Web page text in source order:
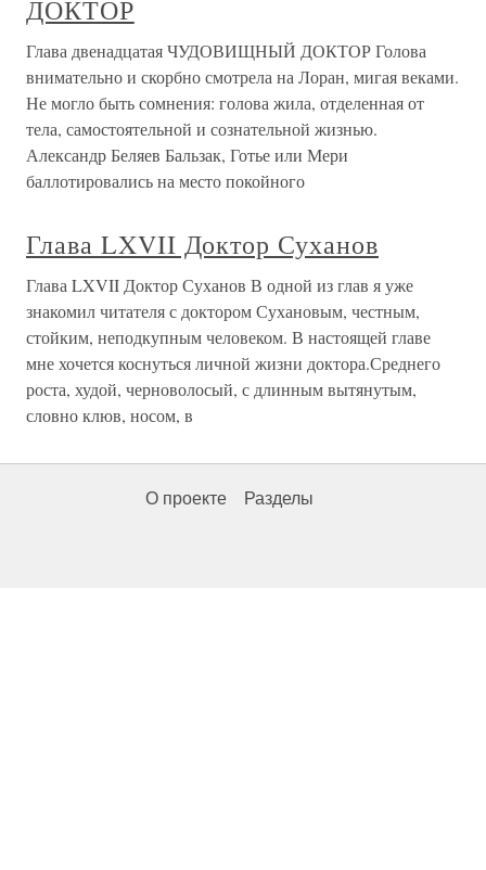
ДОКТОР
Глава двенадцатая ЧУДОВИЩНЫЙ ДОКТОР Голова
внимательно и скорбно смотрела на Лоран, мигая веками.
Не могло быть сомнения: голова жила, отделенная от
тела, самостоятельной и сознательной жизнью.
Александр Беляев Бальзак, Готье или Мери
баллотировались на место покойного
Глава LXVII Доктор Суханов
Глава LXVII Доктор Суханов В одной из глав я уже
знакомил читателя с доктором Сухановым, честным,
стойким, неподкупным человеком. В настоящей главе
мне хочется коснуться личной жизни доктора.Среднего
роста, худой, черноволосый, с длинным вытянутым,
словно клюв, носом, в
О проекте Разделы